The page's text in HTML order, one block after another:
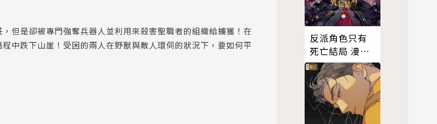
但是卻被專門強奪兵器人並利用來殺害聖職者的組織給擄獲！在
中跌下山崖！受困的兩人在野獸與敵人環伺的狀況下，要如何平
反派角色只有
死亡結局 漫畫
版 01